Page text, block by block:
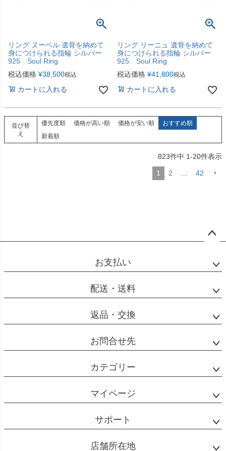
リング ヌーベル 遺骨を納めて
身につけられる指輪 シルバー
925 Soul Ring
税込価格 ¥38,500税込
カートに入れる
リング リーニュ 遺骨を納めて
身につけられる指輪 シルバー
925 Soul Ring
税込価格 ¥41,800税込
カートに入れる
並び替
え
優先度順 価格が高い順 価格が安い順
おすすめ順
新着順
823件中 1-20件表示
1 2 … 42
ップ
お支払い
配送・送料
返品・交換
お問合せ先
カテゴリー
マイページ
サポート
店舗所在地